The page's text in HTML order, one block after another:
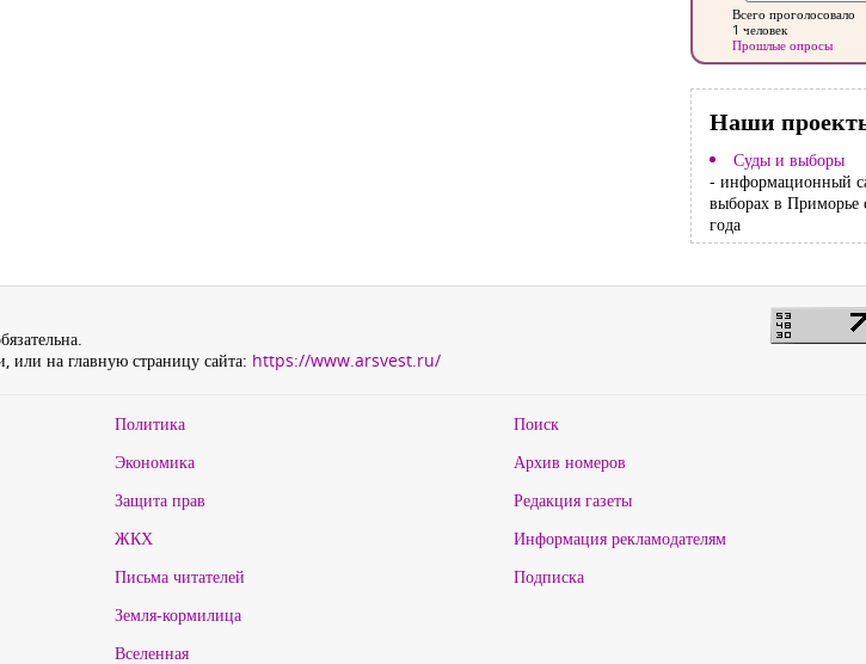
Всего проголосовало
1 человек
Прошлые опросы
Наши
Суды и выборы
- информационный
выборах в Приморье
года
или на главную страницу сайта: https://www.arsvest.ru/
Политика
Экономика
Защита прав
ЖКХ
Письма читателей
Земля-кормилица
Вселенная
Поиск
Архив номеров
Редакция газеты
Информация рекламодателям
Подписка